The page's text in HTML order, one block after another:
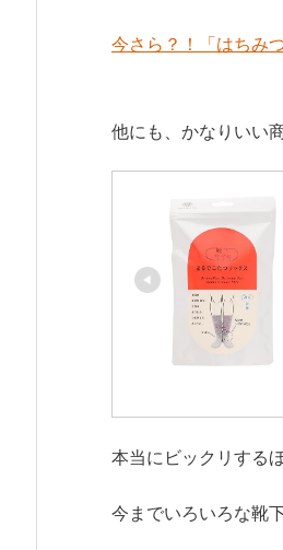
今さら？！「はちみ
他にも、かなりいい
本当にビックリする
今までいろいろな靴